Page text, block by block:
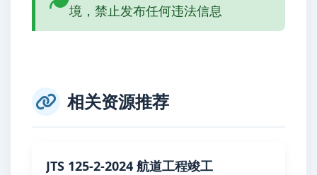
境，禁止发布任何违法信息
相关资源推荐
JTS 125-2-2024 航道工程竣工